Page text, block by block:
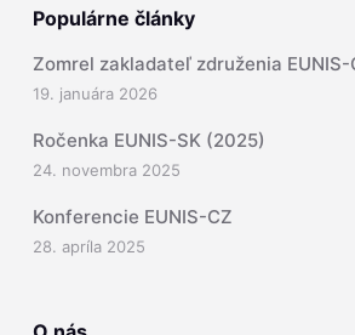
Populárne články
Zomrel zakladateľ združenia
19. januára 2026
Ročenka EUNIS-SK (2025)
24. novembra 2025
Konferencie EUNIS-CZ
28. apríla 2025